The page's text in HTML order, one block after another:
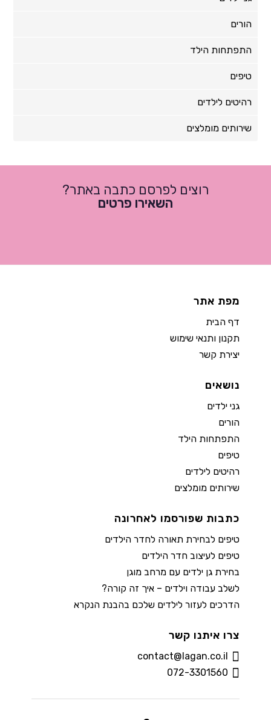
הורים
התפתחות הילד
טיפים
רהיטים לילדים
שירותים מומלצים
רוצים לפרסם כתבה באתר?
השאירו פרטים
מפת אתר
דף הבית
תקנון ותנאי שימוש
יצירת קשר
נושאים
גני ילדים
הורים
התפתחות הילד
טיפים
רהיטים לילדים
שירותים מומלצים
כתבות שפורסמו לאחרונה
טיפים לבחירת תאורה לחדר הילדים
טיפים לעיצוב חדר הילדים
בחירת גן ילדים עם מרחב מוגן
לשלב עבודה וילדים – איך זה קורה?
הדרכים לעזור לילדים שלכם בהבנת הנקרא
צרו איתנו קשר
contact@lagan.co.il
072-3301560